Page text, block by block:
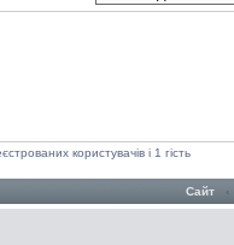
користувачів і 1 гість
Сайт ‹